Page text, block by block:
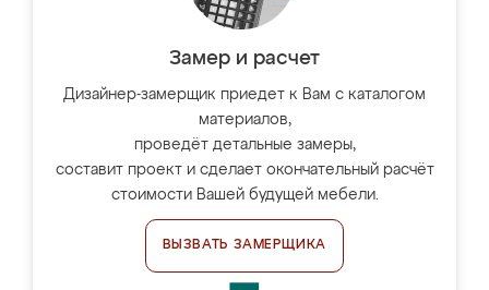
Замер и расчет
Дизайнер-замерщик приедет к Вам с каталогом
материалов,
проведёт детальные замеры,
составит проект и сделает окончательный расчёт
стоимости Вашей будущей мебели.
ВЫЗВАТЬ ЗАМЕРЩИКА